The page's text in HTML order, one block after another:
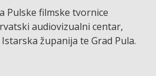
Pulske filmske tvornice
audiovizualni centar,
županija te Grad Pula.